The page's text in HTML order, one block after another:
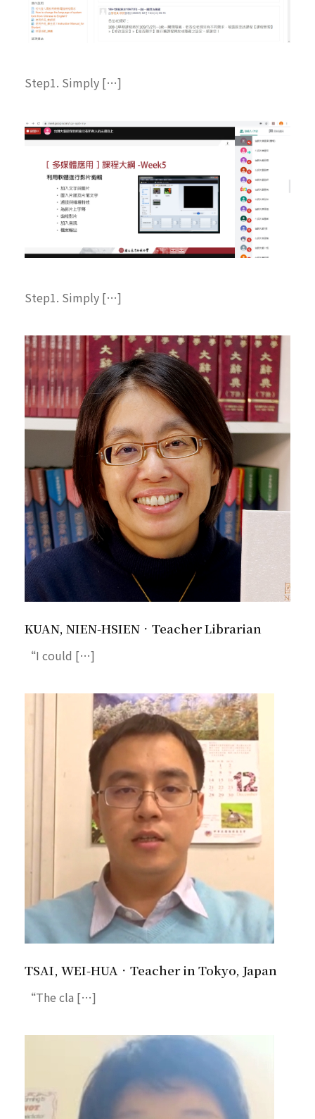
Step1. Simply […]
Step1. Simply […]
KUAN, NIEN-HSIEN．Teacher Librarian
“I could […]
TSAI, WEI-HUA．Teacher in Tokyo, Japan
“The cla […]